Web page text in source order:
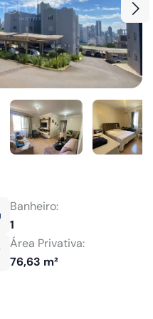
Banheiro:
1
Área Privativa:
76,63 m²